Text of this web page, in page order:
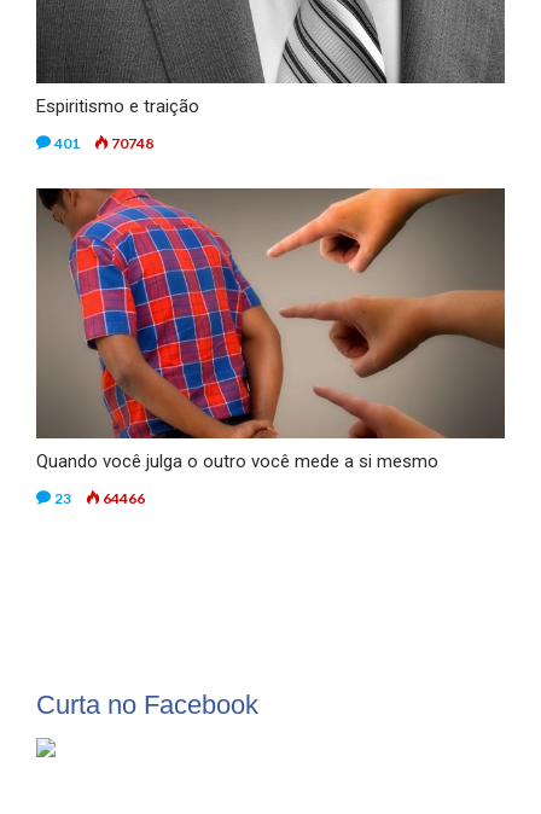
Espiritismo e traição
401 70748
Quando você julga o outro você mede a si mesmo
23 64466
Curta no Facebook